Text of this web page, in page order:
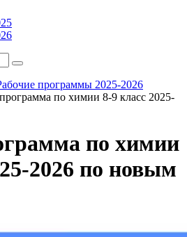
программы 2025-2026
по химии 8-9 класс 2025-
по химии
2026 по новым